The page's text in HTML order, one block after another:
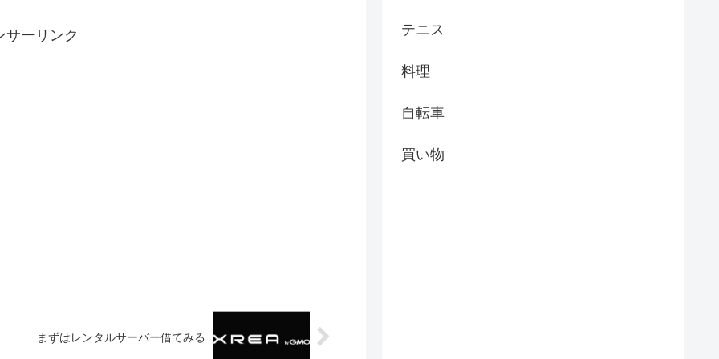
サーリンク
まずはレンタルサーバー借てみる
テニス
料理
自転車
買い物